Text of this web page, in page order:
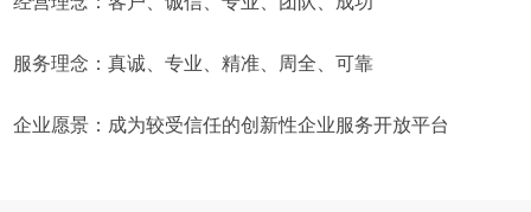
服务理念：真诚、专业、精准、周全、可靠
企业愿景：成为较受信任的创新性企业服务开放平台